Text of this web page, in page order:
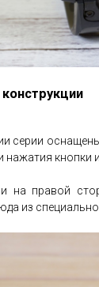
серии
нажатия кнопки
на правой
из